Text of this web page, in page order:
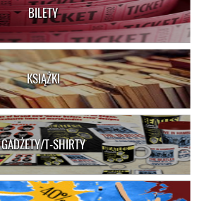
BILETY
KSIĄŻKI
GADŻETY/T-SHIRTY